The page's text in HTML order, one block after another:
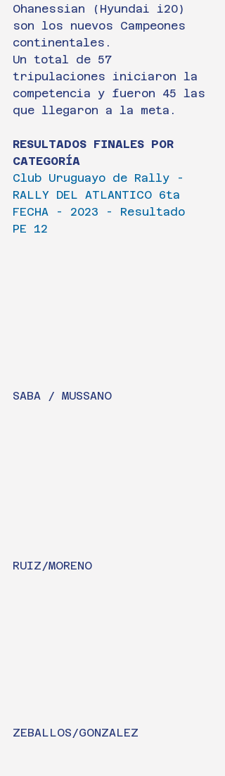
Ohanessian (Hyundai i20)
son los nuevos Campeones
continentales.
Un total de 57
tripulaciones iniciaron la
competencia y fueron 45 las
que llegaron a la meta.
RESULTADOS FINALES POR
CATEGORÍA
Club Uruguayo de Rally -
RALLY DEL ATLANTICO 6ta
FECHA - 2023 - Resultado
PE 12
SABA / MUSSANO
RUIZ/MORENO
ZEBALLOS/GONZALEZ